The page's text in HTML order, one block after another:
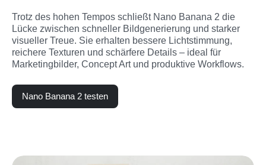
Trotz des hohen Tempos schließt Nano Banana 2 die
Lücke zwischen schneller Bildgenerierung und starker
visueller Treue. Sie erhalten bessere Lichtstimmung,
reichere Texturen und schärfere Details – ideal für
Marketingbilder, Concept Art und produktive Workflows.
Nano Banana 2 testen